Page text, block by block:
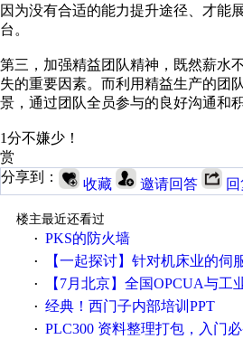
因为没有合适的能力提升途径、才能
台。
第三，加强精益团队精神，既然薪水
失的重要因素。而利用精益生产的团
景，通过团队全员参与的良好沟通和
1分不嫌少！
赏
分享到：
收藏 邀请回答
楼主最近还看过
· PKS的防火墙
· 【一起探讨】针对机床业的伺服系统发展，您的期望是什么
· 【7月北京】全国OPCUA与工业互联技术培训班通知
· 经典！西门子内部培训PPT
· PLC300 资料整理打包，入门